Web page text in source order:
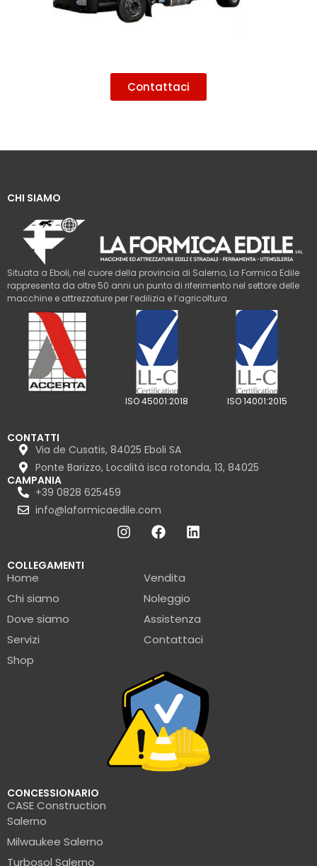
Contattaci
CHI SIAMO
Situata a Eboli, nel cuore della provincia di Salerno, La Formica Edile
rappresenta da oltre 50 anni un punto di riferimento nel settore delle
macchine e attrezzature per l’edilizia e l’agricoltura.
ISO 45001:2018 ISO 14001:2015
CONTATTI
Via de Cusatis, 84025 Eboli SA
Ponte Barizzo, Località isca rotonda, 13, 84025
CAMPANIA
+39 0828 625459
info@laformicaedile.com
COLLEGAMENTI
Home
Chi siamo
Dove siamo
Servizi
Shop
Vendita
Noleggio
Assistenza
Contattaci
CONCESSIONARIO
CASE Construction
Salerno
Milwaukee Salerno
Turbosol Salerno